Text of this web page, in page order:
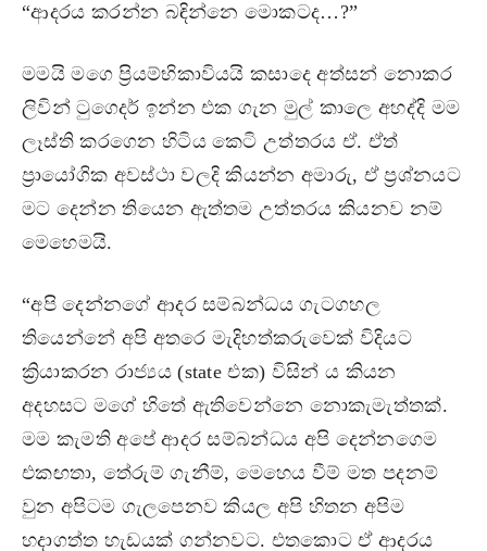
“ආදරය කරන්න බඳින්නෙ මොකටද…?”
මමයි මගෙ ප්‍රියම්භිකාවියයි කසාදෙ අත්සන් නොකර
ලිවින් ටුගෙදර් ඉන්න එක ගැන මුල් කාලෙ අහද්දි මම
ලෑස්ති කරගෙන හිටිය කෙටි උත්තරය ඒ. ඒත්
ප්‍රායෝගික අවස්ථා වලදි කියන්න අමාරු, ඒ ප්‍රශ්නයට
මට දෙන්න තියෙන ඇත්තම උත්තරය කියනව නම්
මෙහෙමයි.
“අපි දෙන්නගේ ආදර සම්බන්ධය ගැටගහල
තියෙන්නේ අපි අතරෙ මැදිහත්කරුවෙක් විදියට
ක්‍රියාකරන රාජ්‍යය (state එක) විසින් ය කියන
අදහසට මගේ හිතේ ඇතිවෙන්නෙ නොකැමැත්තක්.
මම කැමති අපේ ආදර සම්බන්ධය අපි දෙන්නගෙම
එකඟතා, තේරුම් ගැනීම්, මෙහෙය වීම් මත පදනම්
වුන අපිටම ගැලපෙනව කියල අපි හිතන අපිම
හදාගත්ත හැඩයක් ගන්නවට. එතකොට ඒ ආදරය